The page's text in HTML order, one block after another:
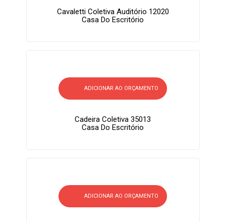
Cavaletti Coletiva Auditório 12020
Casa Do Escritório
ADICIONAR AO ORÇAMENTO
Cadeira Coletiva 35013
Casa Do Escritório
ADICIONAR AO ORÇAMENTO